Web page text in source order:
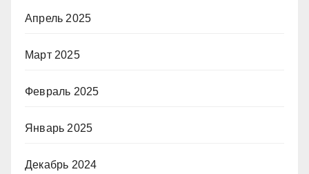
Апрель 2025
Март 2025
Февраль 2025
Январь 2025
Декабрь 2024